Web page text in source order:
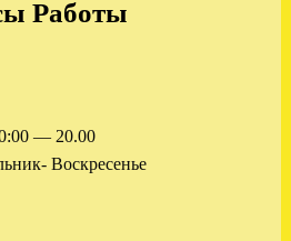
Работы
— 20.00
Воскресенье